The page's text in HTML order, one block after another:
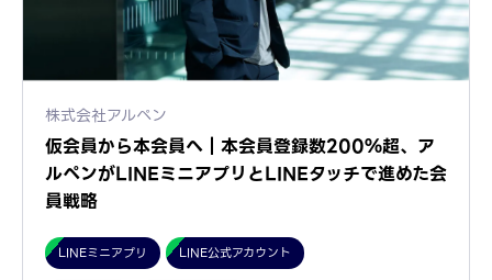
株式会社アルペン
仮会員から本会員へ｜本会員登録数200％超、ア
ルペンがLINEミニアプリとLINEタッチで進めた会
員戦略
LINEミニアプリ LINE公式アカウント